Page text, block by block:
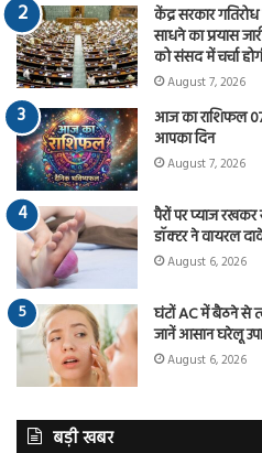
केंद्र सरकार
साधने का प्रयास
को संसद में चर्चा
August 7, 2026
आज का राशिफल
आपका दिन
August 7, 2026
पैरों पर प्याज
डॉक्टर ने वायरल
August 6, 2026
घंटों AC में बैठने से
जानें आसान घरेलू
August 6, 2026
बड़ी खबर